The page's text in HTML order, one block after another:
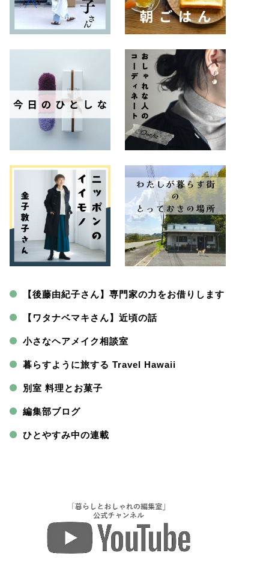
【後藤由紀子さん】専門家の力をお借りします
【ワタナベマキさん】近頃の話
小さなヘアメイク相談室
暮らすように旅する Travel Hawaii
別室 料理とお菓子
編集部ブログ
ひとやすみ中の連載